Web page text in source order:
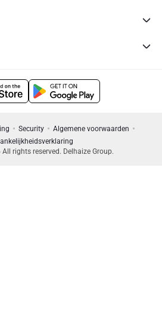
Security
Algemene voorwaarden
rights reserved. Delhaize Group.